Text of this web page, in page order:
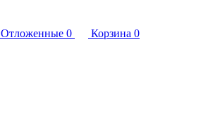
Отложенные 0 Корзина 0